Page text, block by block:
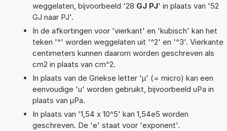
weggelaten, bijvoorbeeld '28 GJ PJ' in plaats van '52
GJ naar PJ'.
In de afkortingen voor 'vierkant' en 'kubisch' kan het
teken '^' worden weggelaten uit '^2' en '^3'. Vierkante
centimeters kunnen daarom worden geschreven als
cm2 in plaats van cm^2.
In plaats van de Griekse letter 'µ' (= micro) kan een
eenvoudige 'u' worden gebruikt, bijvoorbeeld uPa in
plaats van µPa.
In plaats van '1,54 x 10^5' kan 1,54e5 worden
geschreven. De 'e' staat voor 'exponent'.